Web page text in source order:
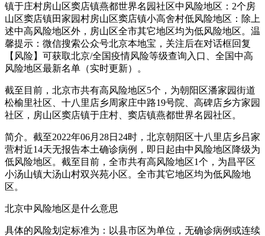
镇于庄村房山区窦店镇燕都世界名园社区中风险地区：2个房
山区窦店镇田家园村房山区窦店镇小高舍村低风险地区：除上
述中高风险地区外，房山区全市其它地区均为低风险地区。温
馨提示：微信搜索公众号北京本地宝，关注后在对话框回复
【风险】可获取北京/全国疫情风险等级查询入口、全国中高
风险地区最新名单（实时更新）。
截至目前，北京市共有高风险地区5个，为朝阳区潘家园街道
松榆里社区、十八里店乡周家庄中路19号院、高碑店乡方家园
社区，房山区窦店镇于庄村、窦店镇燕都世界名园社区。
简介。截至2022年06月28日24时，北京朝阳区十八里店乡吕家
营村近14天无报告本土确诊病例，即日起由中风险地区降级为
低风险地区。截至目前，全市共有高风险地区1个，为昌平区
小汤山镇大汤山村双兴苑小区。全市其它地区均为低风险地
区。
北京中风险地区是什么意思
具体的风险划定标准为：以县市区为单位，无确诊病例或连续